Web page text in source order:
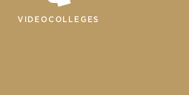
VIDEOCOLLEGES